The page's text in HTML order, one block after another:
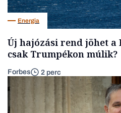
Energia
Új hajózási rend jöhet a
csak Trumpékon múlik?
Forbes 2 perc